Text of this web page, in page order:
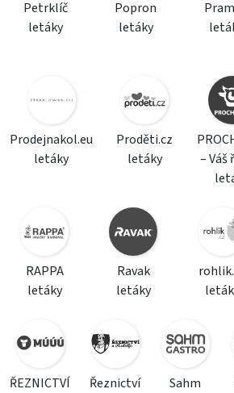
Petrklíč
letáky
Popron
letáky
Prodejnakol.eu
letáky
Proděti.cz
letáky
– Váš
RAPPA
letáky
Ravak
letáky
ŘEZNICTVÍ
Řeznictví
Sahm